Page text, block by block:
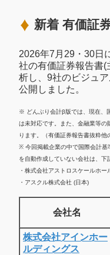
新着 有価証
2026年7月29・30日
社の有価証券報告書
析し、9社のビジュ
公開しました。
※ どんぶり会計β版では、現在、
は未対応です。また、金融業等の
ります。（有価証券報告書抜粋他
※ 今回掲載企業の中で国際会計基
を自動作成していない会社は、下
・株式会社アストロスケールホー
・アスクル株式会社 (日本)
会社名
株式会社アインホー
ルディングス